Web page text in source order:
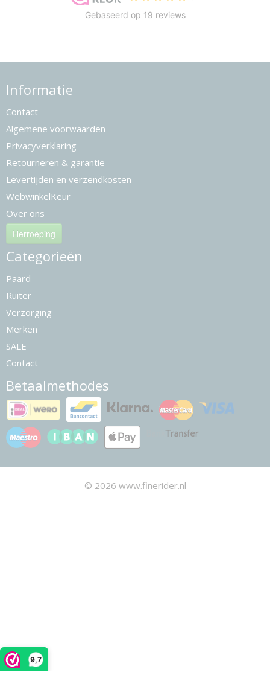
9,7
Informatie
Contact
Algemene voorwaarden
Privacyverklaring
Retourneren & garantie
Levertijden en verzendkosten
WebwinkelKeur
Over ons
Herroeping
Categorieën
Paard
Ruiter
Verzorging
Merken
SALE
Contact
Betaalmethodes
© 2026 www.finerider.nl